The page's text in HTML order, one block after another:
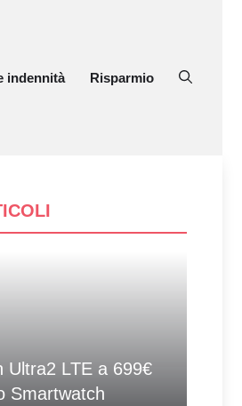
indennità Risparmio
Ultra2 LTE a 699€
Smartwatch